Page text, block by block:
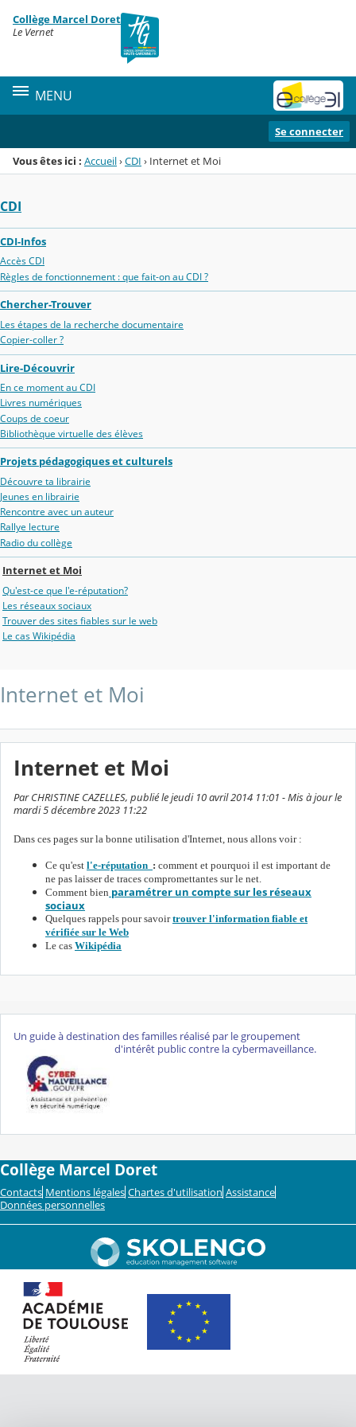
Menu de la rubrique
Contenu
Collège Marcel Doret
Le Vernet
MENU
Se connecter
Vous êtes ici : Accueil›CDI › Internet et Moi
CDI
CDI-Infos
Accès CDI
Règles de fonctionnement : que fait-on au CDI ?
Chercher-Trouver
Les étapes de la recherche documentaire
Copier-coller ?
Lire-Découvrir
En ce moment au CDI
Livres numériques
Coups de coeur
Bibliothèque virtuelle des élèves
Projets pédagogiques et culturels
Découvre ta librairie
Jeunes en librairie
Rencontre avec un auteur
Rallye lecture
Radio du collège
Internet et Moi
Qu'est-ce que l'e-réputation?
Les réseaux sociaux
Trouver des sites fiables sur le web
Le cas Wikipédia
Internet et Moi
Internet et Moi
Par CHRISTINE CAZELLES, publié le jeudi 10 avril 2014 11:01 - Mis à jour le
mardi 5 décembre 2023 11:22
Dans ces pages sur la bonne utilisation d'Internet, nous allons voir :
Ce qu'est l'e-réputation : comment et pourquoi il est important de
ne pas laisser de traces compromettantes sur le net.
Comment bien paramétrer un compte sur les réseaux
sociaux
Quelques rappels pour savoirtrouver l'information fiable et
vérifiée sur le Web
Le cas Wikipédia
Un guide à destination des familles réalisé par le groupement
d'intérêt public contre la cybermaveillance.
Collège Marcel Doret
Contacts Mentions légales Chartes d'utilisation Assistance
Données personnelles